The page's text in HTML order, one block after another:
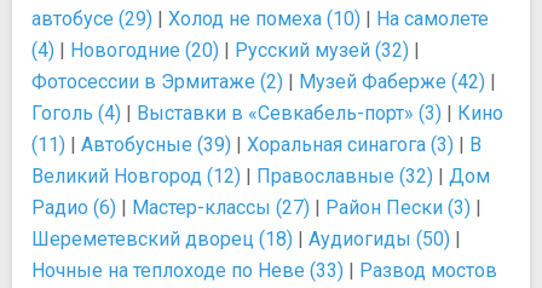
автобусе (29) | Холод не помеха (10) | На самолете
(4) | Новогодние (20) | Русский музей (32) |
Фотосессии в Эрмитаже (2) | Музей Фаберже (42) |
Гоголь (4) | Выставки в «Севкабель-порт» (3) | Кино
(11) | Автобусные (39) | Хоральная синагога (3) | В
Великий Новгород (12) | Православные (32) | Дом
Радио (6) | Мастер-классы (27) | Район Пески (3) |
Шереметевский дворец (18) | Аудиогиды (50) |
Ночные на теплоходе по Неве (33) | Развод мостов